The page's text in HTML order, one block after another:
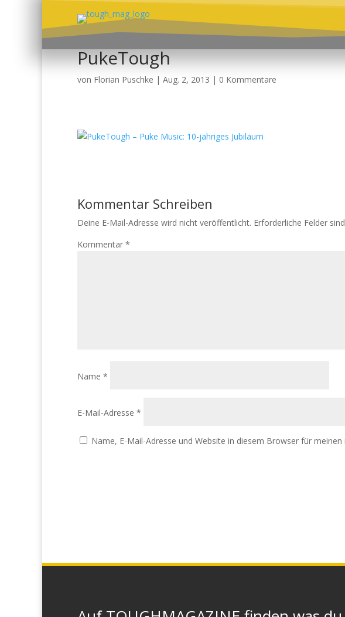
PukeTough
von Florian Puschke | Aug. 2, 2013 | 0 Kommentare
Kommentar Schreiben
Deine E-Mail-Adresse wird nicht veröffentlicht. Erforderliche Felder
Kommentar *
Name *
E-Mail-Adresse *
Name, E-Mail-Adresse und Website in diesem Browser für